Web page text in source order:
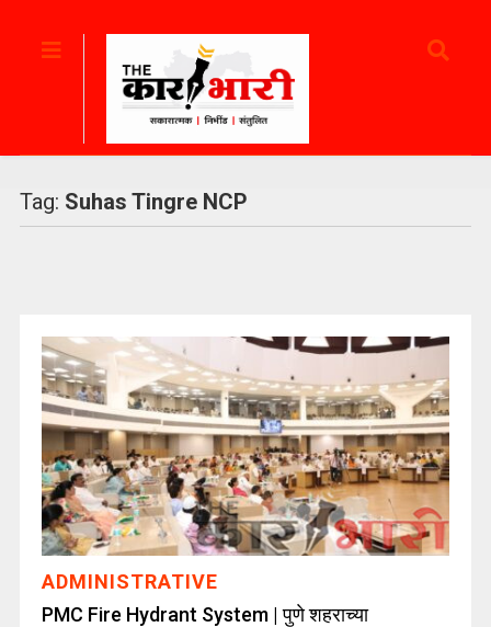
Tag: Suhas Tingre NCP
ADMINISTRATIVE
PMC Fire Hydrant System | पुणे शहराच्या